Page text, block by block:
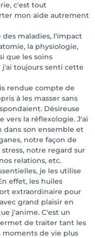
c'est tout
mon aide autrement
maladies, l'impact
la physiologie,
que les soins
toujours senti cette
rendue compte de
à les masser sans
Désireuse
vers la réflexologie. J'ai
dans son ensemble et
notre façon de
notre regard sur
relations, etc.
je les utilise
effet, les huiles
extraordinaire pour
grand plaisir en
j'anime. C'est un
de traiter tant les
de vie plus